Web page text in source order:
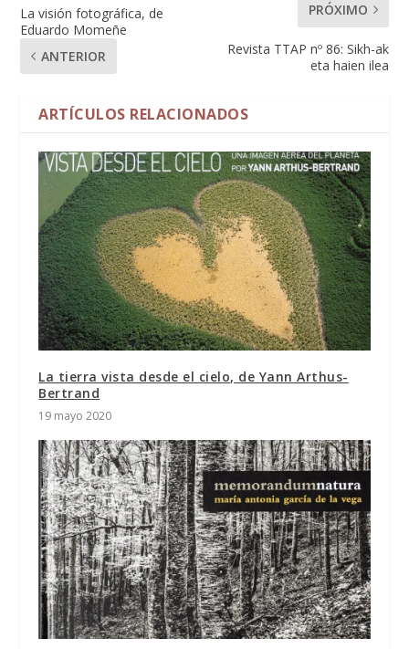
La visión fotográfica, de
Eduardo Momeñe
ANTERIOR
PRÓXIMO
Revista TTAP nº 86: Sikh-ak
eta haien ilea
ARTÍCULOS RELACIONADOS
La tierra vista desde el cielo, de Yann Arthus-
Bertrand
19 mayo 2020